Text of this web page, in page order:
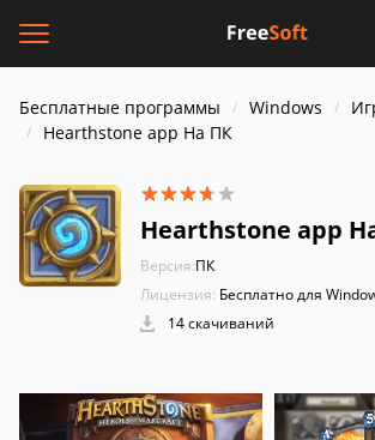
Бесплатные программы Windows
Hearthstone app На ПК
Hearthstone app
Версия:ПК
Лицензия: Бесплатно для
14 скачиваний